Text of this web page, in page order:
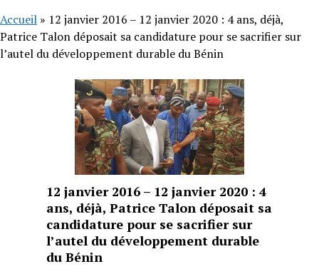
Accueil » 12 janvier 2016 – 12 janvier 2020 : 4 ans, déjà,
Patrice Talon déposait sa candidature pour se sacrifier sur
l’autel du développement durable du Bénin
12 janvier 2016 – 12 janvier 2020 : 4
ans, déjà, Patrice Talon déposait sa
candidature pour se sacrifier sur
l’autel du développement durable
du Bénin